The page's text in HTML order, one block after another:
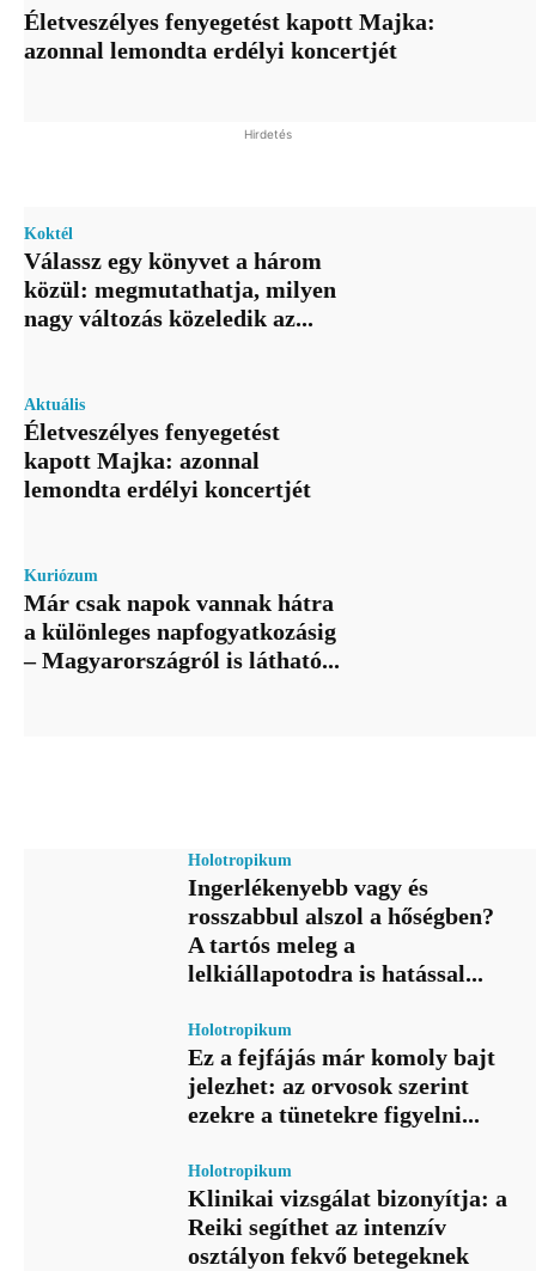
Életveszélyes fenyegetést kapott Majka:
azonnal lemondta erdélyi koncertjét
Hirdetés
Koktél
Válassz egy könyvet a három
közül: megmutathatja, milyen
nagy változás közeledik az...
Aktuális
Életveszélyes fenyegetést
kapott Majka: azonnal
lemondta erdélyi koncertjét
Kuriózum
Már csak napok vannak hátra
a különleges napfogyatkozásig
– Magyarországról is látható...
Holotropikum
Ingerlékenyebb vagy és
rosszabbul alszol a hőségben?
A tartós meleg a
lelkiállapotodra is hatással...
Holotropikum
Ez a fejfájás már komoly bajt
jelezhet: az orvosok szerint
ezekre a tünetekre figyelni...
Holotropikum
Klinikai vizsgálat bizonyítja: a
Reiki segíthet az intenzív
osztályon fekvő betegeknek